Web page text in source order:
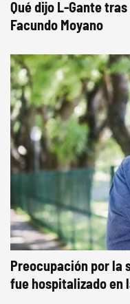
Qué dijo L-Gante
Facundo Moyano
Preocupación por la
fue hospitalizado en